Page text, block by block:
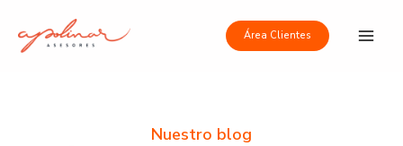
contenido
Área Clientes
Nuestro blog